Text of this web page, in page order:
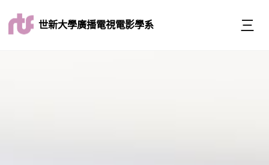
世新大學廣播電視電影學系